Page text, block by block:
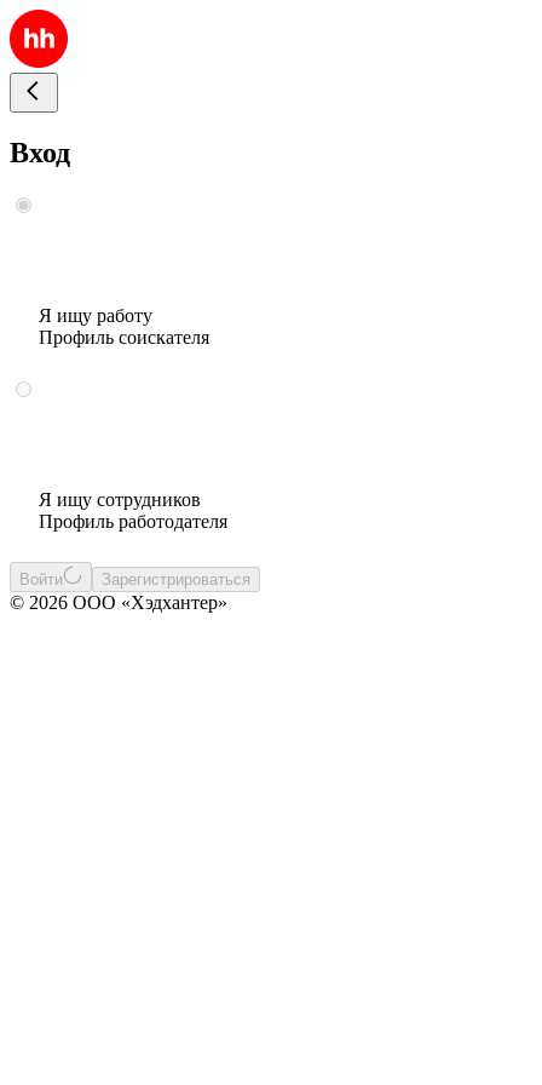
Вход
Я ищу работу
Профиль соискателя
Я ищу сотрудников
Профиль работодателя
Войти Зарегистрироваться
© 2026 ООО «Хэдхантер»